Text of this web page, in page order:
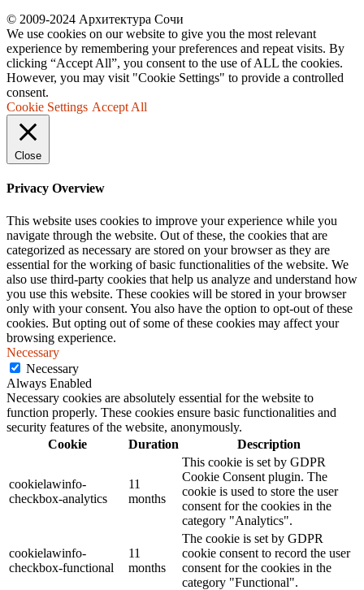
© 2009-2024 Архитектура Сочи
We use cookies on our website to give you the most relevant
experience by remembering your preferences and repeat visits. By
clicking “Accept All”, you consent to the use of ALL the cookies.
However, you may visit "Cookie Settings" to provide a controlled
consent.
Cookie Settings Accept All
Close
Privacy Overview
This website uses cookies to improve your experience while you
navigate through the website. Out of these, the cookies that are
categorized as necessary are stored on your browser as they are
essential for the working of basic functionalities of the website. We
also use third-party cookies that help us analyze and understand how
you use this website. These cookies will be stored in your browser
only with your consent. You also have the option to opt-out of these
cookies. But opting out of some of these cookies may affect your
browsing experience.
Necessary
Necessary
Always Enabled
Necessary cookies are absolutely essential for the website to
function properly. These cookies ensure basic functionalities and
security features of the website, anonymously.
Cookie
Duration Description
cookielawinfo-
checkbox-analytics
11
months
This cookie is set by GDPR
Cookie Consent plugin. The
cookie is used to store the user
consent for the cookies in the
category "Analytics".
cookielawinfo-
checkbox-functional
11
months
The cookie is set by GDPR
cookie consent to record the user
consent for the cookies in the
category "Functional".